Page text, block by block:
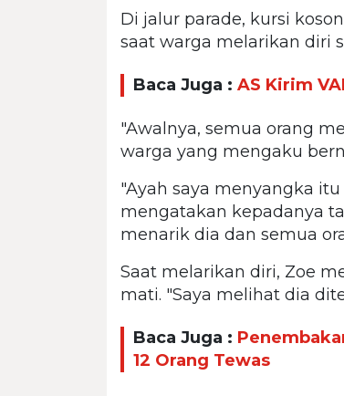
Di jalur parade, kursi
saat warga melarikan diri
Baca Juga : AS Kirim
"Awalnya, semua orang
warga yang mengaku
"Ayah saya menyangka
mengatakan kepadanya
menarik dia dan semua
Saat melarikan diri, Zoe
mati. "Saya melihat dia
Baca Juga :
12 Orang Tewas